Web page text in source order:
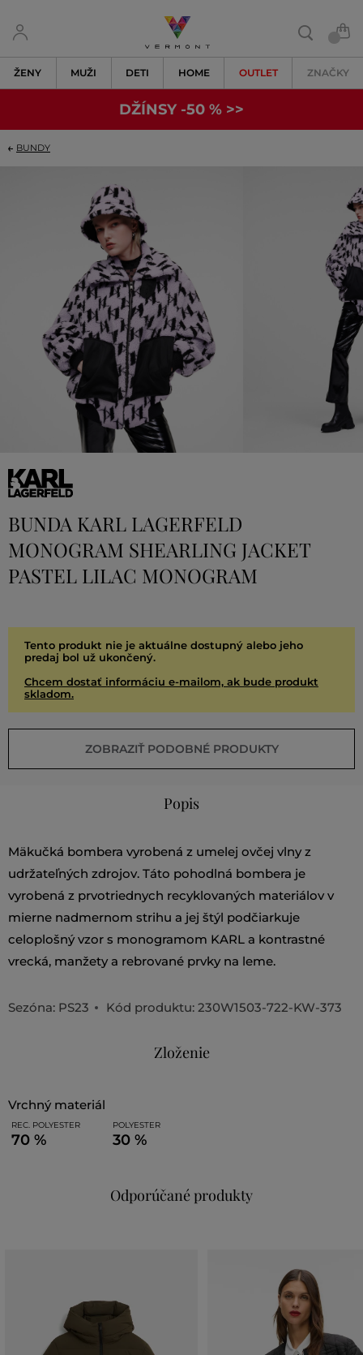
ŽENY MUŽI DETI HOME OUTLET ZNAČKY
DŽÍNSY -50 % >>
BUNDY
BUNDA KARL LAGERFELD
MONOGRAM SHEARLING JACKET
PASTEL LILAC MONOGRAM
Tento produkt nie je aktuálne dostupný alebo jeho
predaj bol už ukončený.
Chcem dostať informáciu e-mailom, ak bude produkt
skladom.
ZOBRAZIŤ PODOBNÉ PRODUKTY
Popis
Mäkučká bombera vyrobená z umelej ovčej vlny z
udržateľných zdrojov. Táto pohodlná bombera je
vyrobená z prvotriednych recyklovaných materiálov v
mierne nadmernom strihu a jej štýl podčiarkuje
celoplošný vzor s monogramom KARL a kontrastné
vrecká, manžety a rebrované prvky na leme.
Sezóna: PS23 Kód produktu: 230W1503-722-KW-373
Zloženie
vrchný materiál
REC. POLYESTER
70 %
POLYESTER
30 %
Odporúčané produkty